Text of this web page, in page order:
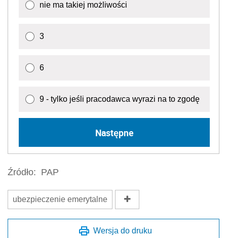
nie ma takiej możliwości
3
6
9 - tylko jeśli pracodawca wyrazi na to zgodę
Następne
Źródło: PAP
ubezpieczenie emerytalne
Wersja do druku